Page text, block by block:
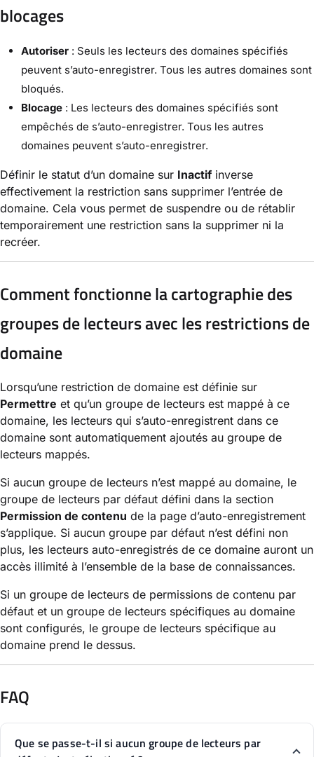
blocages
Autoriser : Seuls les lecteurs des domaines spécifiés
peuvent s’auto-enregistrer. Tous les autres domaines sont
bloqués.
Blocage : Les lecteurs des domaines spécifiés sont
empêchés de s’auto-enregistrer. Tous les autres
domaines peuvent s’auto-enregistrer.
Définir le statut d’un domaine sur Inactifinverse
effectivement la restriction sans supprimer l’entrée de
domaine. Cela vous permet de suspendre ou de rétablir
temporairement une restriction sans la supprimer ni la
recréer.
Comment fonctionne la cartographie des
groupes de lecteurs avec les restrictions de
domaine
Lorsqu’une restriction de domaine est définie sur
Permettre et qu’un groupe de lecteurs est mappé à ce
domaine, les lecteurs qui s’auto-enregistrent dans ce
domaine sont automatiquement ajoutés au groupe de
lecteurs mappés.
Si aucun groupe de lecteurs n’est mappé au domaine, le
groupe de lecteurs par défaut défini dans la section
Permission de contenu de la page d’auto-enregistrement
s’applique. Si aucun groupe par défaut n’est défini non
plus, les lecteurs auto-enregistrés de ce domaine auront un
accès illimité à l’ensemble de la base de connaissances.
Si un groupe de lecteurs de permissions de contenu par
défaut et un groupe de lecteurs spécifiques au domaine
sont configurés, le groupe de lecteurs spécifique au
domaine prend le dessus.
FAQ
Que se passe-t-il si aucun groupe de lecteurs par